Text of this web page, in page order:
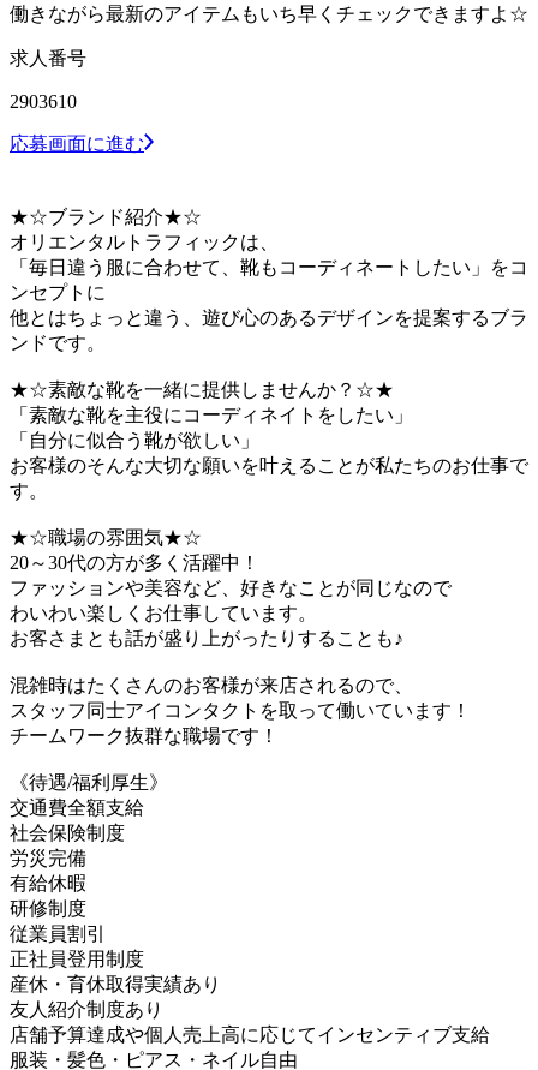
働きながら最新のアイテムもいち早くチェックできますよ☆
求人番号
2903610
応募画面に進む
★☆ブランド紹介★☆
オリエンタルトラフィックは、
「毎日違う服に合わせて、靴もコーディネートしたい」をコ
ンセプトに
他とはちょっと違う、遊び心のあるデザインを提案するブラ
ンドです。
★☆素敵な靴を一緒に提供しませんか？☆★
「素敵な靴を主役にコーディネイトをしたい」
「自分に似合う靴が欲しい」
お客様のそんな大切な願いを叶えることが私たちのお仕事で
す。
★☆職場の雰囲気★☆
20～30代の方が多く活躍中！
ファッションや美容など、好きなことが同じなので
わいわい楽しくお仕事しています。
お客さまとも話が盛り上がったりすることも♪
混雑時はたくさんのお客様が来店されるので、
スタッフ同士アイコンタクトを取って働いています！
チームワーク抜群な職場です！
《待遇/福利厚生》
交通費全額支給
社会保険制度
労災完備
有給休暇
研修制度
従業員割引
正社員登用制度
産休・育休取得実績あり
友人紹介制度あり
店舗予算達成や個人売上高に応じてインセンティブ支給
服装・髪色・ピアス・ネイル自由